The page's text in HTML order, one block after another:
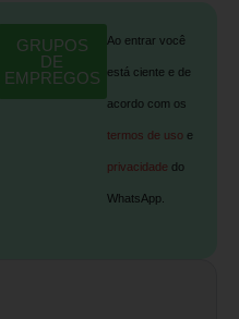
GRUPOS
DE
EMPREGOS
Ao entrar você
está ciente e de
acordo com os
termos de uso e
privacidade do
WhatsApp.